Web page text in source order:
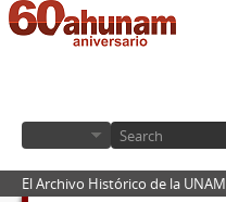
El Archivo Histórico de la UNAM